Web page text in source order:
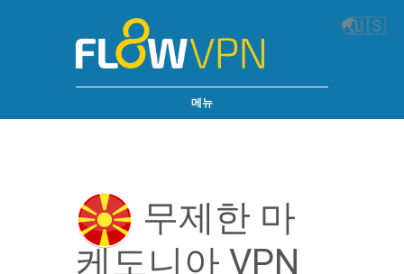
🌏🇺🇸
메뉴
무제한 마
케도니아 VPN